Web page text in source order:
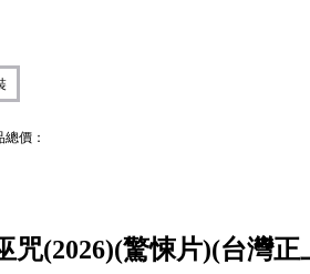
總價：
咒(2026)(驚悚片)(台灣